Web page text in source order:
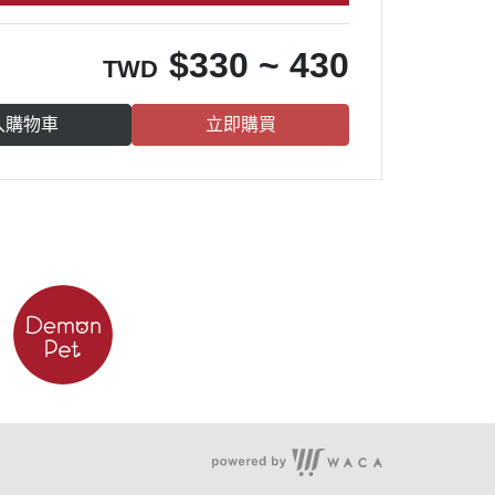
TWD $330 ~ 430
購物車 立即購買